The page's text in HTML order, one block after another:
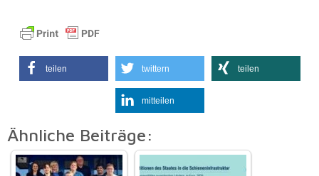
teilen twittern teilen
mitteilen
Ähnliche Beiträge: